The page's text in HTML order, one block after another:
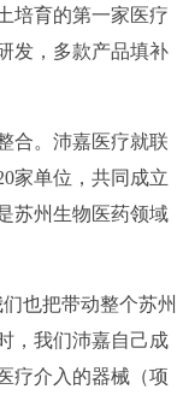
培育的第一家医疗
发，多款产品填补
。沛嘉医疗就联
家单位，共同成立
苏州生物医药领域
也把带动整个苏州
，我们沛嘉自己成
疗介入的器械（项